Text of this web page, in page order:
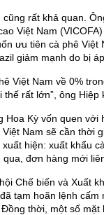
rất khả quan.
Việt Nam
ưu tiên cà phê Việt
giảm mạnh do bị
Việt Nam về 0%
rất lớn”, ông Hiệp
Hoa Kỳ vốn quen với
Nam sẽ cần thời
hiện: xuất khẩu
đơn hàng mới
Chế biến và Xuất
tạm hoãn lệnh
thời, một số